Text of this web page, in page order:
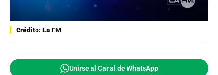
Crédito: La FM
Unirse al Canal de WhatsApp